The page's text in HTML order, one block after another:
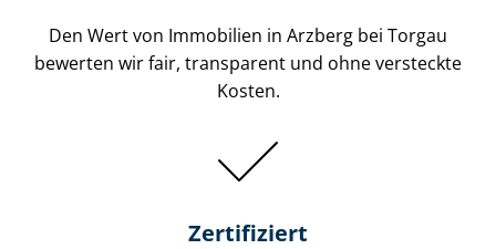
Den Wert von Immobilien in Arzberg bei Torgau
bewerten wir fair, transparent und ohne versteckte
Kosten.
Zertifiziert